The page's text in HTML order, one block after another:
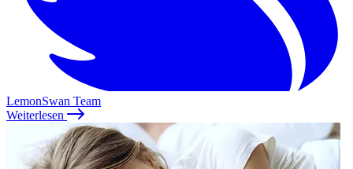
LemonSwan Team
Weiterlesen